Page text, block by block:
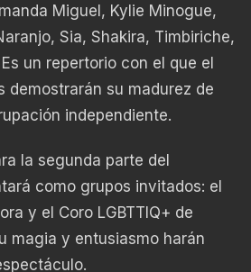
Miguel, Kylie Minogue,
Sia, Shakira, Timbiriche,
un repertorio con el que el
demostrarán su madurez de
independiente.
la segunda parte del
como grupos invitados: el
y el Coro LGBTTIQ+ de
magia y entusiasmo harán